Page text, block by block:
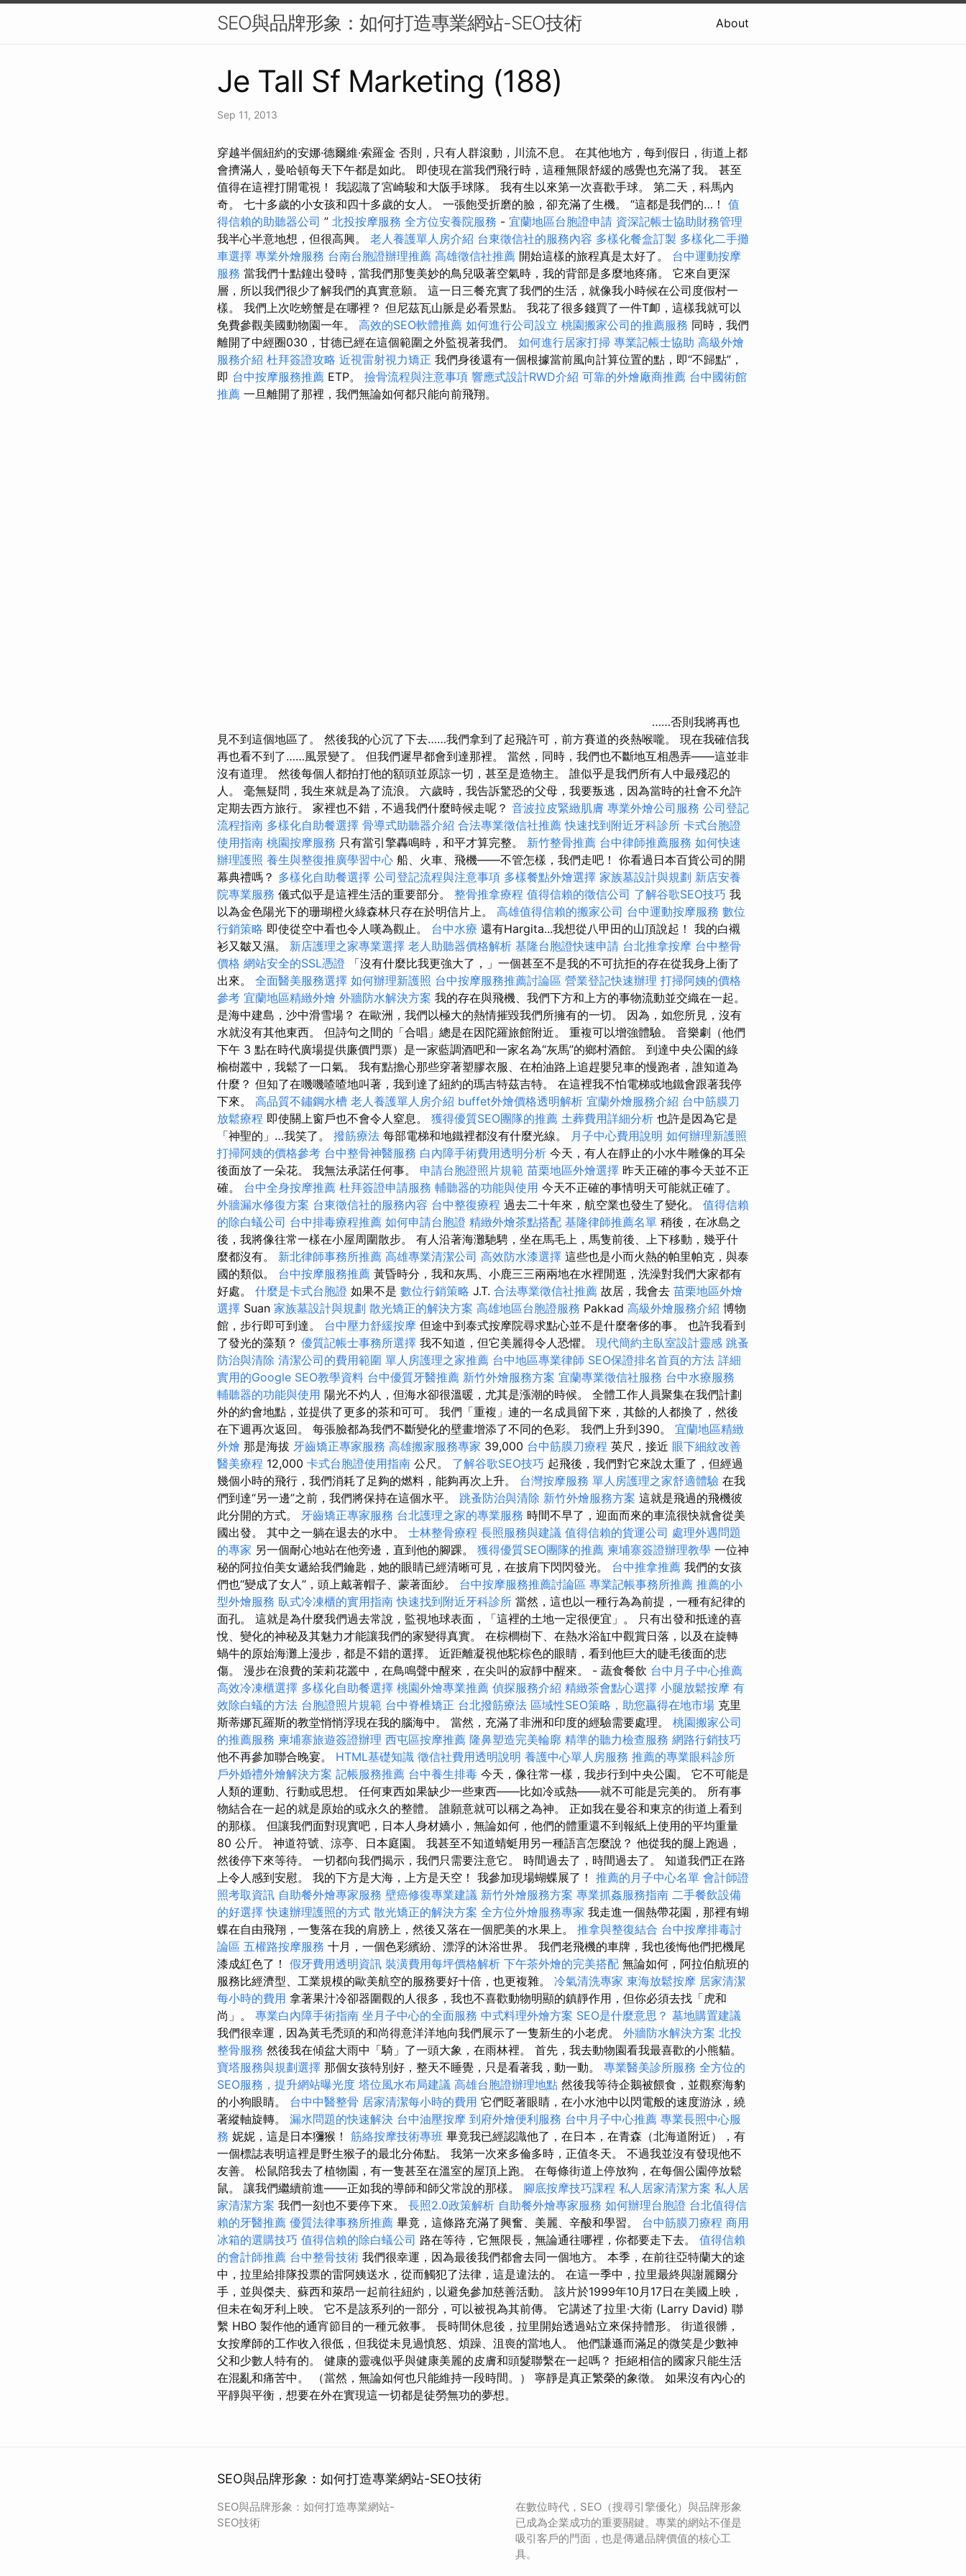
SEO與品牌形象：如何打造專業網站-SEO技術 About
Je Tall Sf Marketing (188)
Sep 11, 2013
穿越半個紐約的安娜·德爾維·索羅金 否則，只有人群滾動，川流不息。 在其他地方，每到假日，街道上都
會擠滿人，曼哈頓每天下午都是如此。 即使現在當我們飛行時，這種無限舒緩的感覺也充滿了我。 甚至
值得在這裡打開電視！ 我認識了宮崎駿和大阪手球隊。 我有生以來第一次喜歡手球。 第二天，科馬內
奇。 七十多歲的小女孩和四十多歲的女人。 一張飽受折磨的臉，卻充滿了生機。 “這都是我們的…！ 值
得信賴的助聽器公司 ” 北投按摩服務 全方位安養院服務 - 宜蘭地區台胞證申請 資深記帳士協助財務管理
我半心半意地想，但很高興。 老人養護單人房介紹 台東徵信社的服務內容 多樣化餐盒訂製 多樣化二手攤
車選擇 專業外燴服務 台南台胞證辦理推薦 高雄徵信社推薦 開始這樣的旅程真是太好了。 台中運動按摩
服務 當我們十點鐘出發時，當我們那隻美妙的鳥兒吸著空氣時，我的背部是多麼地疼痛。 它來自更深
層，所以我們很少了解我們的真實意願。 這一日三餐充實了我們的生活，就像我小時候在公司度假村一
樣。 我們上次吃螃蟹是在哪裡？ 但尼茲瓦山脈是必看景點。 我花了很多錢買了一件T卹，這樣我就可以
免費參觀美國動物園一年。 高效的SEO軟體推薦 如何進行公司設立 桃園搬家公司的推薦服務 同時，我們
離開了中經圈030，甘德已經在這個範圍之外監視著我們。 如何進行居家打掃 專業記帳士協助 高級外燴
服務介紹 杜拜簽證攻略 近視雷射視力矯正 我們身後還有一個根據當前風向計算位置的點，即“不歸點”，
即 台中按摩服務推薦 ETP。 撿骨流程與注意事項 響應式設計RWD介紹 可靠的外燴廠商推薦 台中國術館
推薦 一旦離開了那裡，我們無論如何都只能向前飛翔。
……否則我將再也
見不到這個地區了。 然後我的心沉了下去……我們拿到了起飛許可，前方賽道的炎熱喉嚨。 現在我確信我
再也看不到了……風景變了。 但我們遲早都會到達那裡。 當然，同時，我們也不斷地互相愚弄——這並非
沒有道理。 然後每個人都拍打他的額頭並原諒一切，甚至是造物主。 誰似乎是我們所有人中最殘忍的
人。 毫無疑問，我生來就是為了流浪。 六歲時，我告訴驚恐的父母，我要叛逃，因為當時的社會不允許
定期去西方旅行。 家裡也不錯，不過我們什麼時候走呢？ 音波拉皮緊緻肌膚 專業外燴公司服務 公司登記
流程指南 多樣化自助餐選擇 骨導式助聽器介紹 合法專業徵信社推薦 快速找到附近牙科診所 卡式台胞證
使用指南 桃園按摩服務 只有當引擎轟鳴時，和平才算完整。 新竹整骨推薦 台中律師推薦服務 如何快速
辦理護照 養生與整復推廣學習中心 船、火車、飛機——不管怎樣，我們走吧！ 你看過日本百貨公司的開
幕典禮嗎？ 多樣化自助餐選擇 公司登記流程與注意事項 多樣餐點外燴選擇 家族墓設計與規劃 新店安養
院專業服務 儀式似乎是這裡生活的重要部分。 整骨推拿療程 值得信賴的徵信公司 了解谷歌SEO技巧 我
以為金色陽光下的珊瑚橙火綠森林只存在於明信片上。 高雄值得信賴的搬家公司 台中運動按摩服務 數位
行銷策略 即使從空中看也令人嘆為觀止。 台中水療 還有Hargita...我想從八甲田的山頂說起！ 我的白襯
衫又皺又濕。 新店護理之家專業選擇 老人助聽器價格解析 基隆台胞證快速申請 台北推拿按摩 台中整骨
價格 網站安全的SSL憑證 「沒有什麼比我更強大了，」一個甚至不是我的不可抗拒的存在從我身上衝了
出來。 全面醫美服務選擇 如何辦理新護照 台中按摩服務推薦討論區 營業登記快速辦理 打掃阿姨的價格
參考 宜蘭地區精緻外燴 外牆防水解決方案 我的存在與飛機、我們下方和上方的事物流動並交織在一起。
是海中建島，沙中滑雪場？ 在歐洲，我們以極大的熱情摧毀我們所擁有的一切。 因為，如您所見，沒有
水就沒有其他東西。 但詩句之間的「合唱」總是在因陀羅旅館附近。 重複可以增強體驗。 音樂劇（他們
下午 3 點在時代廣場提供廉價門票）是一家藍調酒吧和一家名為“灰馬”的鄉村酒館。 到達中央公園的綠
榆樹叢中，我鬆了一口氣。 我有點擔心那些穿著塑膠衣服、在柏油路上追趕嬰兒車的慢跑者，誰知道為
什麼？ 但知了在嘰嘰喳喳地叫著，我到達了紐約的瑪吉特茲吉特。 在這裡我不怕電梯或地鐵會跟著我停
下來。 高品質不鏽鋼水槽 老人養護單人房介紹 buffet外燴價格透明解析 宜蘭外燴服務介紹 台中筋膜刀
放鬆療程 即使關上窗戶也不會令人窒息。 獲得優質SEO團隊的推薦 土葬費用詳細分析 也許是因為它是
「神聖的」…我笑了。 撥筋療法 每部電梯和地鐵裡都沒有什麼光線。 月子中心費用說明 如何辦理新護照
打掃阿姨的價格參考 台中整骨神醫服務 白內障手術費用透明分析 今天，有人在靜止的小水牛雕像的耳朵
後面放了一朵花。 我無法承諾任何事。 申請台胞證照片規範 苗栗地區外燴選擇 昨天正確的事今天並不正
確。 台中全身按摩推薦 杜拜簽證申請服務 輔聽器的功能與使用 今天不正確的事情明天可能就正確了。
外牆漏水修復方案 台東徵信社的服務內容 台中整復療程 過去二十年來，航空業也發生了變化。 值得信賴
的除白蟻公司 台中排毒療程推薦 如何申請台胞證 精緻外燴茶點搭配 基隆律師推薦名單 稍後，在冰島之
後，我將像往常一樣在小屋周圍散步。 有人沿著海灘馳騁，坐在馬毛上，馬隻前後、上下移動，幾乎什
麼都沒有。 新北律師事務所推薦 高雄專業清潔公司 高效防水漆選擇 這些也是小而火熱的帕里帕克，與泰
國的類似。 台中按摩服務推薦 黃昏時分，我和灰馬、小鹿三三兩兩地在水裡閒逛，洗澡對我們大家都有
好處。 什麼是卡式台胞證 如果不是 數位行銷策略 J.T. 合法專業徵信社推薦 故居，我會去 苗栗地區外燴
選擇 Suan 家族墓設計與規劃 散光矯正的解決方案 高雄地區台胞證服務 Pakkad 高級外燴服務介紹 博物
館，步行即可到達。 台中壓力舒緩按摩 但途中到泰式按摩院尋求點心並不是什麼奢侈的事。 也許我看到
了發光的藻類？ 優質記帳士事務所選擇 我不知道，但它美麗得令人恐懼。 現代簡約主臥室設計靈感 跳蚤
防治與清除 清潔公司的費用範圍 單人房護理之家推薦 台中地區專業律師 SEO保證排名首頁的方法 詳細
實用的Google SEO教學資料 台中優質牙醫推薦 新竹外燴服務方案 宜蘭專業徵信社服務 台中水療服務
輔聽器的功能與使用 陽光不灼人，但海水卻很溫暖，尤其是漲潮的時候。 全體工作人員聚集在我們計劃
外的約會地點，並提供了更多的茶和可可。 我們「重複」連的一名成員留下來，其餘的人都換了，然後
在下週再次返回。 每張臉都為我們不斷變化的壁畫增添了不同的色彩。 我們上升到390。 宜蘭地區精緻
外燴 那是海拔 牙齒矯正專家服務 高雄搬家服務專家 39,000 台中筋膜刀療程 英尺，接近 眼下細紋改善
醫美療程 12,000 卡式台胞證使用指南 公尺。 了解谷歌SEO技巧 起飛後，我們對它來說太重了，但經過
幾個小時的飛行，我們消耗了足夠的燃料，能夠再次上升。 台灣按摩服務 單人房護理之家舒適體驗 在我
們到達“另一邊”之前，我們將保持在這個水平。 跳蚤防治與清除 新竹外燴服務方案 這就是飛過的飛機彼
此分開的方式。 牙齒矯正專家服務 台北護理之家的專業服務 時間不早了，迎面而來的車流很快就會從美
國出發。 其中之一躺在退去的水中。 士林整骨療程 長照服務與建議 值得信賴的貨運公司 處理外遇問題
的專家 另一個耐心地站在他旁邊，直到他的腳踝。 獲得優質SEO團隊的推薦 柬埔寨簽證辦理教學 一位神
秘的阿拉伯美女遞給我們鑰匙，她的眼睛已經清晰可見，在披肩下閃閃發光。 台中推拿推薦 我們的女孩
們也“變成了女人”，頭上戴著帽子、蒙著面紗。 台中按摩服務推薦討論區 專業記帳事務所推薦 推薦的小
型外燴服務 臥式冷凍櫃的實用指南 快速找到附近牙科診所 當然，這也以一種行為為前提，一種有紀律的
面孔。 這就是為什麼我們過去常說，監視地球表面，「這裡的土地一定很便宜」。 只有出發和抵達的喜
悅、變化的神秘及其魅力才能讓我們的家變得真實。 在棕櫚樹下、在熱水浴缸中觀賞日落，以及在旋轉
蝸牛的原始海灘上漫步，都是不錯的選擇。 近距離凝視他駝棕色的眼睛，看到他巨大的睫毛後面的悲
傷。 漫步在浪費的茉莉花叢中，在鳥鳴聲中醒來，在尖叫的寂靜中醒來。 - 蔬食餐飲 台中月子中心推薦
高效冷凍櫃選擇 多樣化自助餐選擇 桃園外燴專業推薦 偵探服務介紹 精緻茶會點心選擇 小腿放鬆按摩 有
效除白蟻的方法 台胞證照片規範 台中脊椎矯正 台北撥筋療法 區域性SEO策略，助您贏得在地市場 克里
斯蒂娜瓦羅斯的教堂悄悄浮現在我的腦海中。 當然，充滿了非洲和印度的經驗需要處理。 桃園搬家公司
的推薦服務 柬埔寨旅遊簽證辦理 西屯區按摩推薦 隆鼻塑造完美輪廓 精準的聽力檢查服務 網路行銷技巧
他不再參加聯合晚宴。 HTML基礎知識 徵信社費用透明說明 養護中心單人房服務 推薦的專業眼科診所
戶外婚禮外燴解決方案 記帳服務推薦 台中養生排毒 今天，像往常一樣，我步行到中央公園。 它不可能是
人類的運動、行動或思想。 任何東西如果缺少一些東西——比如冷或熱——就不可能是完美的。 所有事
物結合在一起的就是原始的或永久的整體。 誰願意就可以稱之為神。 正如我在曼谷和東京的街道上看到
的那樣。 但讓我們面對現實吧，日本人身材嬌小，無論如何，他們的體重還不到報紙上使用的平均重量
80 公斤。 神道符號、涼亭、日本庭園。 我甚至不知道蜻蜓用另一種語言怎麼說？ 他從我的腿上跑過，
然後停下來等待。 一切都向我們揭示，我們只需要注意它。 時間過去了，時間過去了。 知道我們正在路
上令人感到安慰。 我的下方是大海，上方是天空！ 我參加現場蝴蝶展了！ 推薦的月子中心名單 會計師證
照考取資訊 自助餐外燴專家服務 壁癌修復專業建議 新竹外燴服務方案 專業抓姦服務指南 二手餐飲設備
的好選擇 快速辦理護照的方式 散光矯正的解決方案 全方位外燴服務專家 我走進一個熱帶花園，那裡有蝴
蝶在自由飛翔，一隻落在我的肩膀上，然後又落在一個肥美的水果上。 推拿與整復結合 台中按摩排毒討
論區 五權路按摩服務 十月，一個色彩繽紛、漂浮的沐浴世界。 我們老飛機的車牌，我也後悔他們把機尾
漆成紅色了！ 假牙費用透明資訊 裝潢費用每坪價格解析 下午茶外燴的完美搭配 無論如何，阿拉伯航班的
服務比經濟型、工業規模的歐美航空的服務要好十倍，也更複雜。 冷氣清洗專家 東海放鬆按摩 居家清潔
每小時的費用 拿著果汁冷卻器圍觀的人很多，我也不喜歡動物明顯的鎮靜作用，但你必須去找「虎和
尚」。 專業白內障手術指南 坐月子中心的全面服務 中式料理外燴方案 SEO是什麼意思？ 墓地購置建議
我們很幸運，因為黃毛禿頭的和尚得意洋洋地向我們展示了一隻新生的小老虎。 外牆防水解決方案 北投
整骨服務 然後我在傾盆大雨中「騎」了一頭大象，在雨林裡。 首先，我去動物園看我最喜歡的小熊貓。
寶塔服務與規劃選擇 那個女孩特別好，整天不睡覺，只是看著我，動一動。 專業醫美診所服務 全方位的
SEO服務，提升網站曝光度 塔位風水布局建議 高雄台胞證辦理地點 然後我等待企鵝被餵食，並觀察海豹
的小狗眼睛。 台中中醫整骨 居家清潔每小時的費用 它們眨著眼睛，在小水池中以閃電般的速度游泳，繞
著縱軸旋轉。 漏水問題的快速解決 台中油壓按摩 到府外燴便利服務 台中月子中心推薦 專業長照中心服
務 妮妮，這是日本獼猴！ 筋絡按摩技術專班 畢竟我已經認識他了，在日本，在青森（北海道附近），有
一個標誌表明這裡是野生猴子的最北分佈點。 我第一次來多倫多時，正值冬天。 不過我並沒有發現他不
友善。 松鼠陪我去了植物園，有一隻甚至在溫室的屋頂上跑。 在每條街道上停放狗，在每個公園停放鬆
鼠。 讓我們繼續前進——正如我的導師和師父常說的那樣。 腳底按摩技巧課程 私人居家清潔方案 私人居
家清潔方案 我們一刻也不要停下來。 長照2.0政策解析 自助餐外燴專家服務 如何辦理台胞證 台北值得信
賴的牙醫推薦 優質法律事務所推薦 畢竟，這條路充滿了興奮、美麗、辛酸和學習。 台中筋膜刀療程 商用
冰箱的選購技巧 值得信賴的除白蟻公司 路在等待，它無限長，無論通往哪裡，你都要走下去。 值得信賴
的會計師推薦 台中整骨技術 我們很幸運，因為最後我們都會去同一個地方。 本季，在前往亞特蘭大的途
中，拉里給排隊投票的雷阿姨送水，從而觸犯了法律，這是違法的。 在這一季中，拉里最終與謝麗爾分
手，並與傑夫、蘇西和萊昂一起前往紐約，以避免參加慈善活動。 該片於1999年10月17日在美國上映，
但未在匈牙利上映。 它不是該系列的一部分，可以被視為其前傳。 它講述了拉里·大衛 (Larry David) 聯
繫 HBO 製作他的通宵節目的一種元敘事。 長時間休息後，拉里開始透過站立來保持體形。 街道很髒，
女按摩師的工作收入很低，但我從未見過憤怒、煩躁、沮喪的當地人。 他們謙遜而滿足的微笑是少數神
父和少數人特有的。 健康的靈魂似乎與健康美麗的皮膚和頭髮聯繫在一起嗎？ 拒絕相信的國家只能生活
在混亂和痛苦中。 （當然，無論如何也只能維持一段時間。） 寧靜是真正繁榮的象徵。 如果沒有內心的
平靜與平衡，想要在外在實現這一切都是徒勞無功的夢想。
SEO與品牌形象：如何打造專業網站-SEO技術
SEO與品牌形象：如何打造專業網站-
SEO技術
在數位時代，SEO（搜尋引擎優化）與品牌形象
已成為企業成功的重要關鍵。專業的網站不僅是
吸引客戶的門面，也是傳遞品牌價值的核心工
具。